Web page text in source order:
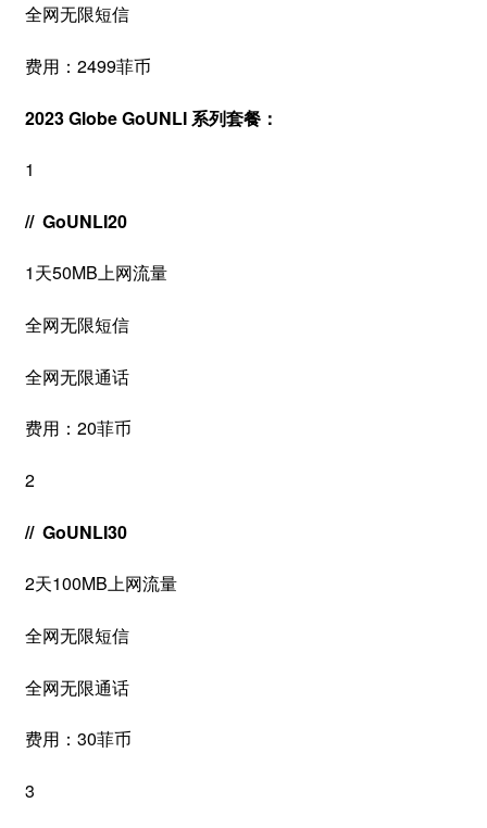
全网无限短信
费用：2499菲币
2023 Globe GoUNLI 系列套餐：
1
// GoUNLI20
1天50MB上网流量
全网无限短信
全网无限通话
费用：20菲币
2
// GoUNLI30
2天100MB上网流量
全网无限短信
全网无限通话
费用：30菲币
3